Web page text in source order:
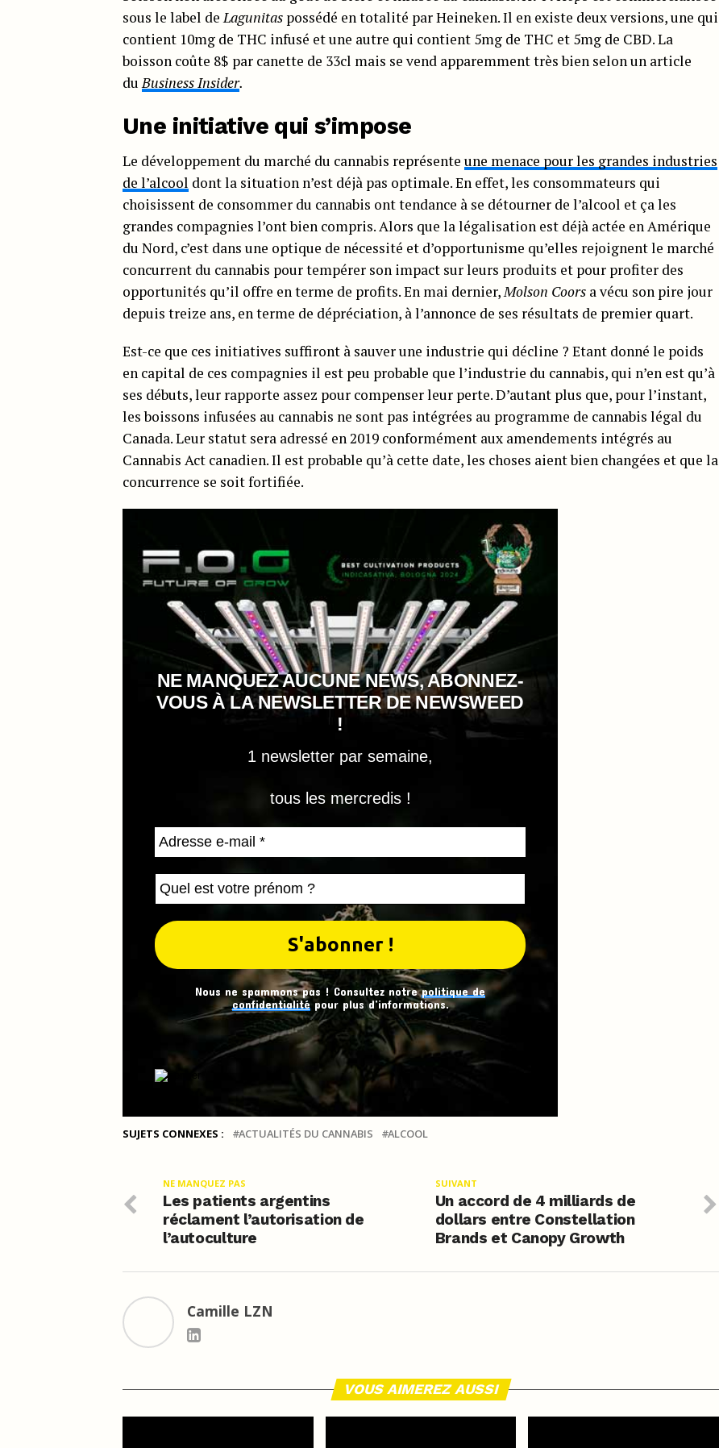
sous le label deLagunitas possédé en totalité par Heineken. Il en existe deux versions, une qui
contient 10mg de THC infusé et une autre qui contient 5mg de THC et 5mg de CBD. La
boisson coûte 8$ par canette de 33cl mais se vend apparemment très bien selon un article
duBusiness Insider.
Une initiative qui s’impose
Le développement du marché du cannabis représente une menace pour les grandes industries
de l’alcool dont la situation n’est déjà pas optimale. En effet, les consommateurs qui
choisissent de consommer du cannabis ont tendance à se détourner de l’alcool et ça les
grandes compagnies l’ont bien compris. Alors que la légalisation est déjà actée en Amérique
du Nord, c’est dans une optique de nécessité et d’opportunisme qu’elles rejoignent le marché
concurrent du cannabis pour tempérer son impact sur leurs produits et pour profiter des
opportunités qu’il offre en terme de profits. En mai dernier,Molson Coors a vécu son pire jour
depuis treize ans, en terme de dépréciation, à l’annonce de ses résultats de premier quart.
Est-ce que ces initiatives suffiront à sauver une industrie qui décline ? Etant donné le poids
en capital de ces compagnies il est peu probable que l’industrie du cannabis, qui n’en est qu’à
ses débuts, leur rapporte assez pour compenser leur perte. D’autant plus que, pour l’instant,
les boissons infusées au cannabis ne sont pas intégrées au programme de cannabis légal du
Canada. Leur statut sera adressé en 2019 conformément aux amendements intégrés au
Cannabis Act canadien. Il est probable qu’à cette date, les choses aient bien changées et que la
concurrence se soit fortifiée.
NE MANQUEZ AUCUNE NEWS, ABONNEZ-
VOUS À LA NEWSLETTER DE NEWSWEED
!
1 newsletter par semaine,
tous les mercredis !
Nous ne spammons pas ! Consultez notrepolitique de
confidentialitépour plus d’informations.
SUJETS CONNEXES : ACTUALITÉS DU CANNABIS ALCOOL
SUIVANT
Un accord de 4 milliards de
dollars entre Constellation
Brands et Canopy Growth
NE MANQUEZ PAS
Les patients argentins
réclament l’autorisation de
l’autoculture
Camille LZN
VOUS AIMEREZ AUSSI